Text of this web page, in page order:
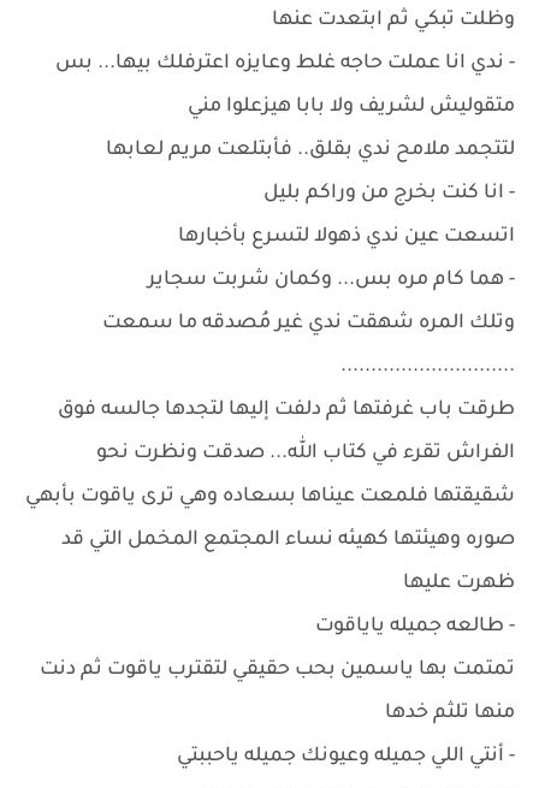
وظلت تبكي ثم ابتعدت عنها
- ندي انا عملت حاجه غلط وعايزه اعترفلك بيها... بس
متقوليش لشريف ولا بابا هيزعلوا مني
لتتجمد ملامح ندي بقلق.. فأبتلعت مريم لعابها
- انا كنت بخرج من وراكم بليل
اتسعت عين ندي ذهولا لتسرع بأخبارها
- هما كام مره بس... وكمان شربت سجاير
وتلك المره شهقت ندي غير مُصدقه ما سمعت
.............................
طرقت باب غرفتها ثم دلفت إليها لتجدها جالسه فوق
الفراش تقرء في كتاب الله... صدقت ونظرت نحو
شقيقتها فلمعت عيناها بسعاده وهي ترى ياقوت بأبهي
صوره وهيئتها كهيئه نساء المجتمع المخمل التي قد
ظهرت عليها
- طالعه جميله ياياقوت
تمتمت بها ياسمين بحب حقيقي لتقترب ياقوت ثم دنت
منها تلثم خدها
- أنتي اللي جميله وعيونك جميله ياحببتي